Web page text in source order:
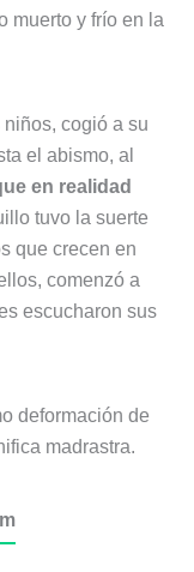
muerto y frío en la
cogió a su
el abismo, al
en realidad
tuvo la suerte
que crecen en
comenzó a
escucharon sus
deformación de
madrastra.